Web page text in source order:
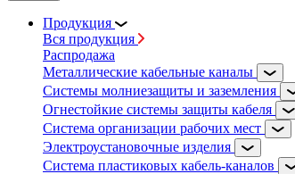
Продукция
Вся продукция
Распродажа
Металлические кабельные каналы
Системы молниезащиты и заземления
Огнестойкие системы защиты кабеля
Система организации рабочих мест
Электроустановочные изделия
Система пластиковых кабель-каналов